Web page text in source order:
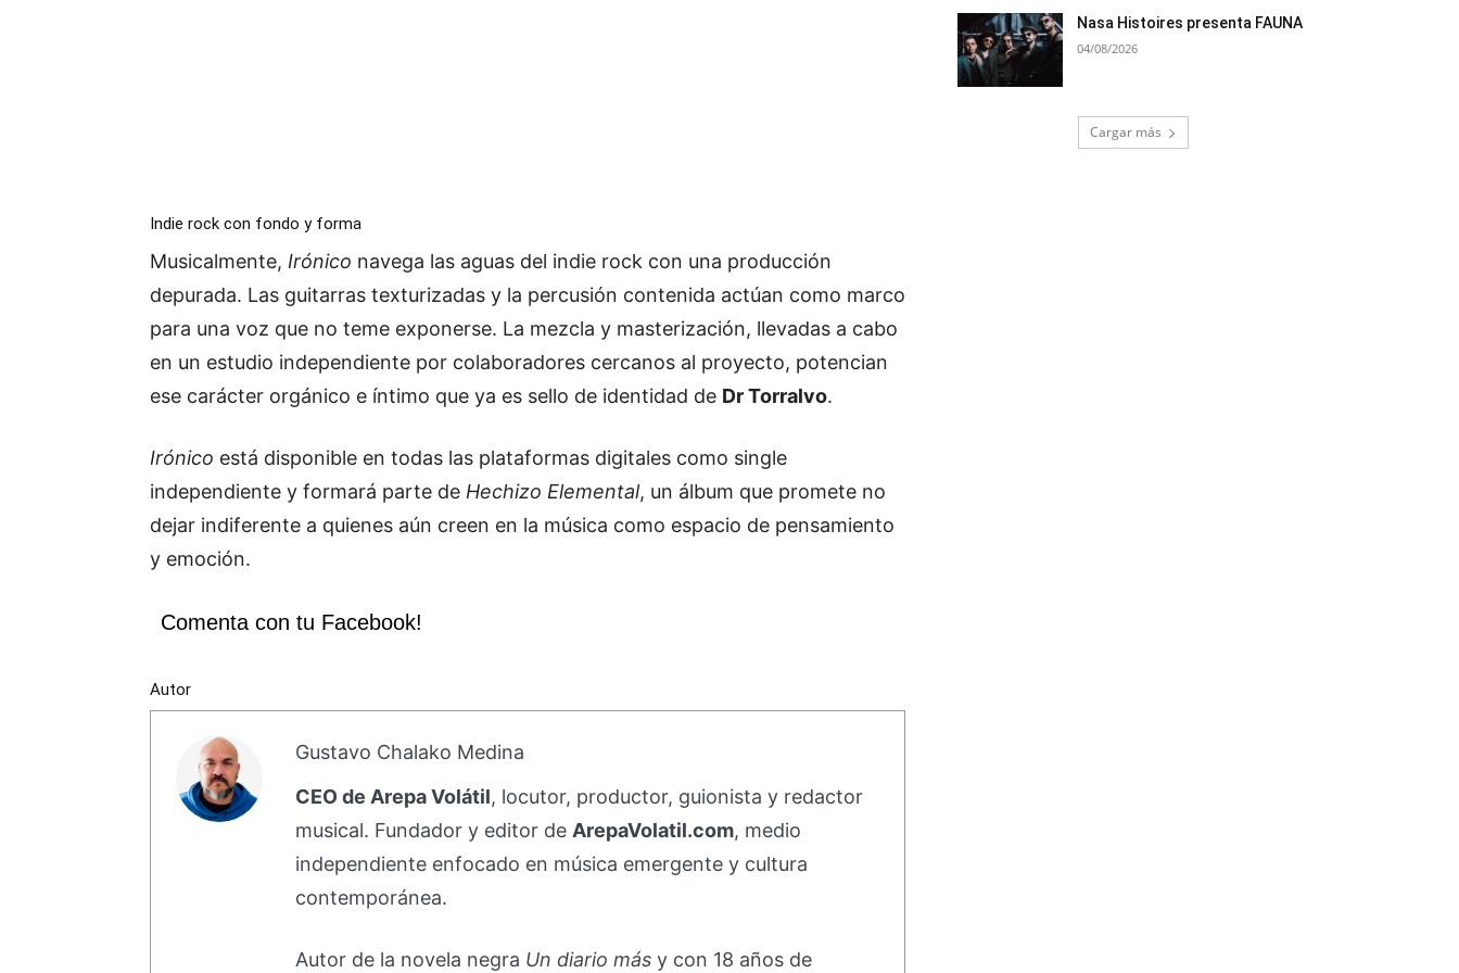
Indie rock con fondo y forma
Musicalmente, Irónico navega las aguas del indie rock con una producción
depurada. Las guitarras texturizadas y la percusión contenida actúan como marco
para una voz que no teme exponerse. La mezcla y masterización, llevadas a cabo
en un estudio independiente por colaboradores cercanos al proyecto, potencian
ese carácter orgánico e íntimo que ya es sello de identidad de Dr Torralvo.
Irónico está disponible en todas las plataformas digitales como single
independiente y formará parte de Hechizo Elemental, un álbum que promete no
dejar indiferente a quienes aún creen en la música como espacio de pensamiento
y emoción.
Comenta con tu Facebook!
Autor
Gustavo Chalako Medina
CEO de Arepa Volátil, locutor, productor, guionista y redactor
musical. Fundador y editor de ArepaVolatil.com, medio
independiente enfocado en música emergente y cultura
contemporánea.
Autor de la novela negra Un diario másy con 18 años de
Nasa Histoires presenta FAUNA
04/08/2026
Cargar más